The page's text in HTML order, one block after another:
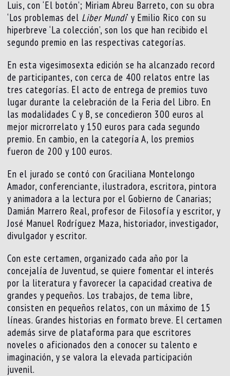
Luis, con ‘El botón’; Miriam Abreu Barreto, con su obra
‘Los problemas del Liber Mundi’ y Emilio Rico con su
hiperbreve ‘La colección’, son los que han recibido el
segundo premio en las respectivas categorías.
En esta vigesimosexta edición se ha alcanzado record
de participantes, con cerca de 400 relatos entre las
tres categorías. El acto de entrega de premios tuvo
lugar durante la celebración de la Feria del Libro. En
las modalidades C y B, se concedieron 300 euros al
mejor microrrelato y 150 euros para cada segundo
premio. En cambio, en la categoría A, los premios
fueron de 200 y 100 euros.
En el jurado se contó con Graciliana Montelongo
Amador, conferenciante, ilustradora, escritora, pintora
y animadora a la lectura por el Gobierno de Canarias;
Damián Marrero Real, profesor de Filosofía y escritor, y
José Manuel Rodríguez Maza, historiador, investigador,
divulgador y escritor.
Con este certamen, organizado cada año por la
concejalía de Juventud, se quiere fomentar el interés
por la literatura y favorecer la capacidad creativa de
grandes y pequeños. Los trabajos, de tema libre,
consisten en pequeños relatos, con un máximo de 15
líneas. Grandes historias en formato breve. El certamen
además sirve de plataforma para que escritores
noveles o aficionados den a conocer su talento e
imaginación, y se valora la elevada participación
juvenil.